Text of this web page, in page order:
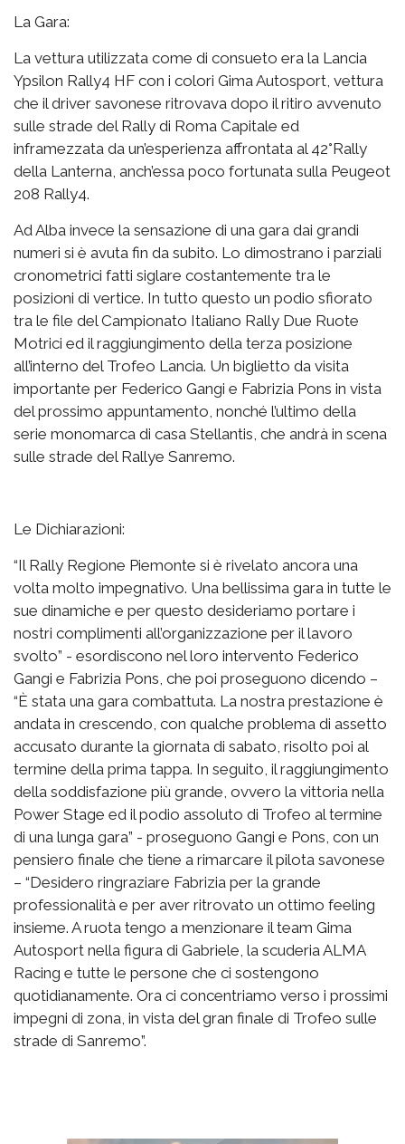
La Gara:
La vettura utilizzata come di consueto era la Lancia
Ypsilon Rally4 HF con i colori Gima Autosport, vettura
che il driver savonese ritrovava dopo il ritiro avvenuto
sulle strade del Rally di Roma Capitale ed
inframezzata da un’esperienza affrontata al 42°Rally
della Lanterna, anch’essa poco fortunata sulla Peugeot
208 Rally4.
Ad Alba invece la sensazione di una gara dai grandi
numeri si è avuta fin da subito. Lo dimostrano i parziali
cronometrici fatti siglare costantemente tra le
posizioni di vertice. In tutto questo un podio sfiorato
tra le file del Campionato Italiano Rally Due Ruote
Motrici ed il raggiungimento della terza posizione
all’interno del Trofeo Lancia. Un biglietto da visita
importante per Federico Gangi e Fabrizia Pons in vista
del prossimo appuntamento, nonché l’ultimo della
serie monomarca di casa Stellantis, che andrà in scena
sulle strade del Rallye Sanremo.
Le Dichiarazioni:
“Il Rally Regione Piemonte si è rivelato ancora una
volta molto impegnativo. Una bellissima gara in tutte le
sue dinamiche e per questo desideriamo portare i
nostri complimenti all’organizzazione per il lavoro
svolto” - esordiscono nel loro intervento Federico
Gangi e Fabrizia Pons, che poi proseguono dicendo –
“È stata una gara combattuta. La nostra prestazione è
andata in crescendo, con qualche problema di assetto
accusato durante la giornata di sabato, risolto poi al
termine della prima tappa. In seguito, il raggiungimento
della soddisfazione più grande, ovvero la vittoria nella
Power Stage ed il podio assoluto di Trofeo al termine
di una lunga gara” - proseguono Gangi e Pons, con un
pensiero finale che tiene a rimarcare il pilota savonese
– “Desidero ringraziare Fabrizia per la grande
professionalità e per aver ritrovato un ottimo feeling
insieme. A ruota tengo a menzionare il team Gima
Autosport nella figura di Gabriele, la scuderia ALMA
Racing e tutte le persone che ci sostengono
quotidianamente. Ora ci concentriamo verso i prossimi
impegni di zona, in vista del gran finale di Trofeo sulle
strade di Sanremo”.